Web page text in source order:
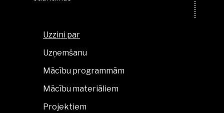
Uzzini par
Uzņemšanu
Mācību programmām
Mācību materiāliem
Projektiem